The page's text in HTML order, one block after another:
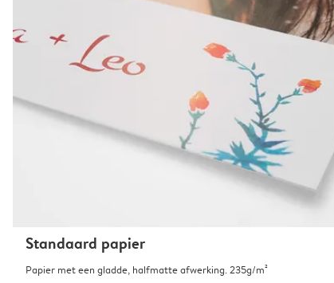
Standaard papier
Papier met een gladde, halfmatte afwerking. 235g/m²